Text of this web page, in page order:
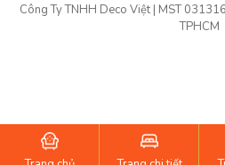
Công Ty TNHH Deco Việt | MST
TPHCM